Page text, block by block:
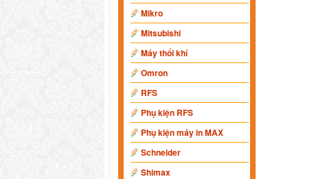
Mikro
Mitsubishi
Máy thổi khí
Omron
RFS
Phụ kiện RFS
Phụ kiện máy in MAX
Schneider
Shimax